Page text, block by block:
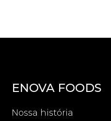
ENOVA FOODS
Nossa história